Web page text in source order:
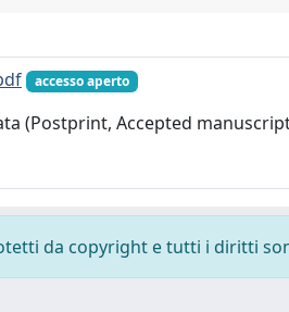
accesso aperto
(Postprint, Accepted
da copyright e tutti i diritti